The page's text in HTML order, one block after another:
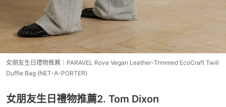
女朋友生日禮物推薦｜PARAVEL Rove Vegan Leather-Trimmed EcoCraft Twill
Duffle Bag (NET-A-PORTER)
女朋友生日禮物推薦2. Tom Dixon